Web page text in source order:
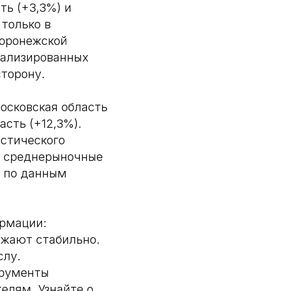
(+3,3%) и
в
область
(+12,3%).
среднерыночные
по данным
стабильно.